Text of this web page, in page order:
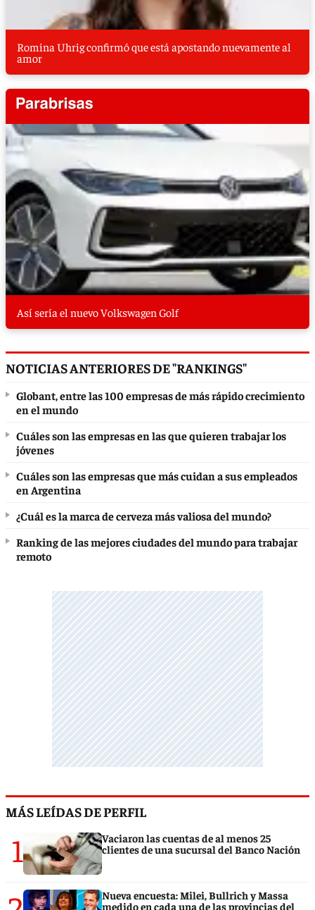
Romina Uhrig confirmó que está apostando nuevamente al
amor
Así sería el nuevo Volkswagen Golf
NOTICIAS ANTERIORES DE "RANKINGS"
Globant, entre las 100 empresas de más rápido crecimiento
en el mundo
Cuáles son las empresas en las que quieren trabajar los
jóvenes
Cuáles son las empresas que más cuidan a sus empleados
en Argentina
¿Cuál es la marca de cerveza más valiosa del mundo?
Ranking de las mejores ciudades del mundo para trabajar
remoto
MÁS LEÍDAS DE PERFIL
1
Vaciaron las cuentas de al menos 25
clientes de una sucursal del Banco Nación
Nueva encuesta: Milei, Bullrich y Massa
medido en cada una de las provincias del